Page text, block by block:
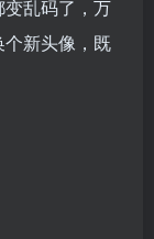
乱码了，万
新头像，既